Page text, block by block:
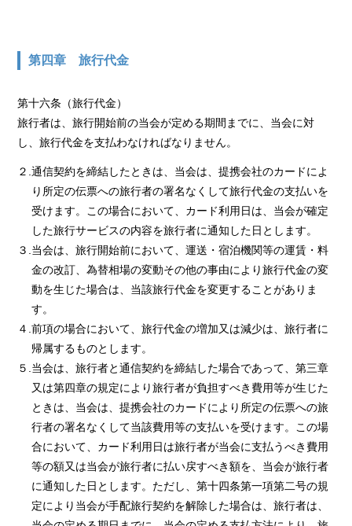
第四章 旅行代金
第十六条（旅行代金）
旅行者は、旅行開始前の当会が定める期間までに、当会に対
し、旅行代金を支払わなければなりません。
２.通信契約を締結したときは、当会は、提携会社のカードによ
り所定の伝票への旅行者の署名なくして旅行代金の支払いを
受けます。この場合において、カード利用日は、当会が確定
した旅行サービスの内容を旅行者に通知した日とします。
３.当会は、旅行開始前において、運送・宿泊機関等の運賃・料
金の改訂、為替相場の変動その他の事由により旅行代金の変
動を生じた場合は、当該旅行代金を変更することがありま
す。
４.前項の場合において、旅行代金の増加又は減少は、旅行者に
帰属するものとします。
５.当会は、旅行者と通信契約を締結した場合であって、第三章
又は第四章の規定により旅行者が負担すべき費用等が生じた
ときは、当会は、提携会社のカードにより所定の伝票への旅
行者の署名なくして当該費用等の支払いを受けます。この場
合において、カード利用日は旅行者が当会に支払うべき費用
等の額又は当会が旅行者に払い戻すべき額を、当会が旅行者
に通知した日とします。ただし、第十四条第一項第二号の規
定により当会が手配旅行契約を解除した場合は、旅行者は、